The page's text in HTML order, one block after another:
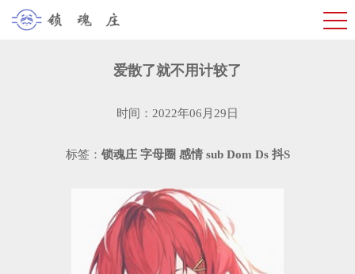
爱散了就不用计较了
时间：2022年06月29日
标签： 锁魂庄 字母圈 感情 sub Dom Ds 抖S